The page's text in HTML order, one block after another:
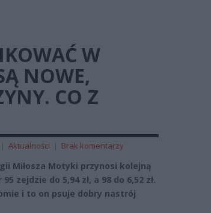
W
NOWE,
CO Z
| Aktualności | Brak komentarzy
Miłosza Motyki przynosi kolejną
zejdzie do 5,94 zł, a 98 do 6,52 zł.
i to on psuje dobry nastrój